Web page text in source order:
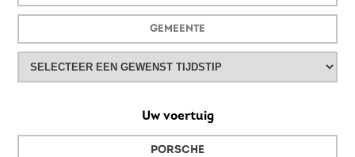
Uw voertuig
PORSCHE